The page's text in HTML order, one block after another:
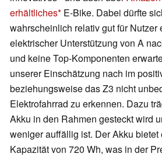
erhältliches E-Bike. Dabei dürfte
wahrscheinlich relativ gut für Nutzer
elektrischer Unterstützung von A
und keine Top-Komponenten
unserer Einschätzung nach im
beziehungsweise das Z3 nicht
Elektrofahrrad zu erkennen. Dazu
Akku in den Rahmen gesteckt wird
weniger auffällig ist. Der Akku
Kapazität von 720 Wh, was in der